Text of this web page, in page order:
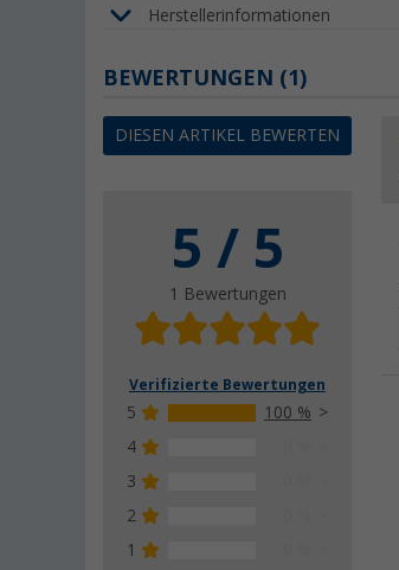
Herstellerinformationen
BEWERTUNGEN (1)
DIESEN ARTIKEL BEWERTEN
5 / 5
1 Bewertungen
Verifizierte Bewertungen
5
100 %
4
3
2
1